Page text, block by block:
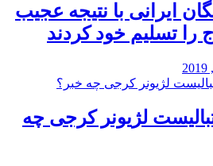
ایرانی با نتیجه عجیب
را تسلیم خود کردند
لژیونر کرجی چه